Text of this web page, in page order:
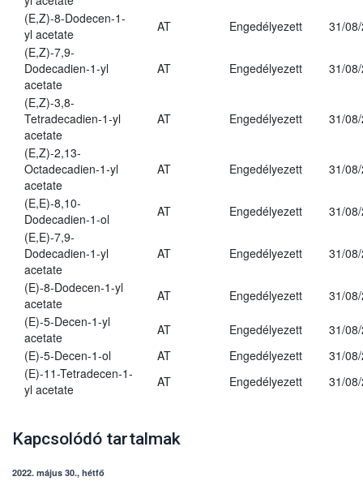
(E,Z)-8-Dodecen-1-
yl acetate
AT Engedélyezett
31/
(E,Z)-7,9-
Dodecadien-1-yl
acetate
AT Engedélyezett 31/
(E,Z)-3,8-
Tetradecadien-1-yl
acetate
AT Engedélyezett 31/
(E,Z)-2,13-
Octadecadien-1-yl
acetate
AT Engedélyezett 31/
(E,E)-8,10-
Dodecadien-1-ol
AT Engedélyezett
31/
(E,E)-7,9-
Dodecadien-1-yl
acetate
AT Engedélyezett 31/
(E)-8-Dodecen-1-yl
acetate
AT Engedélyezett
31/
(E)-5-Decen-1-yl
acetate
AT Engedélyezett
31/
(E)-5-Decen-1-ol
AT Engedélyezett
31/
(E)-11-Tetradecen-1-
yl acetate
AT Engedélyezett 31/
Kapcsolódó tartalmak
2022. május 30., hétfő